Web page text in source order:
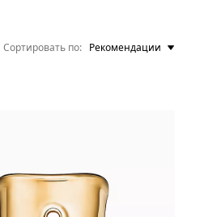
Сортировать по Рекомендации